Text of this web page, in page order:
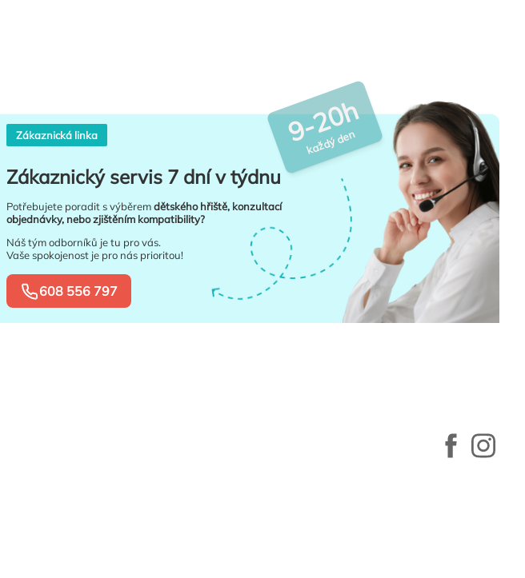
Zákaznická linka
Zákaznický servis 7 dní v týdnu
Potřebujete poradit s výběremdětského hřiště, konzultací
objednávky, nebo zjištěním kompatibility?
Náš tým odborníků je tu pro vás.
Vaše spokojenost je pro nás prioritou!
608 556 797
9-20h
každý den